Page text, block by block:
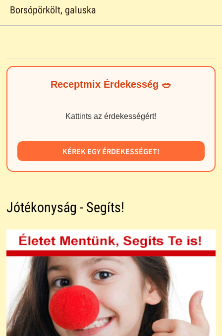
Borsópörkölt, galuska
Receptmix Érdekesség 🥗
Kattints az érdekességért!
KÉREK EGY ÉRDEKESSÉGET!
Jótékonyság - Segíts!